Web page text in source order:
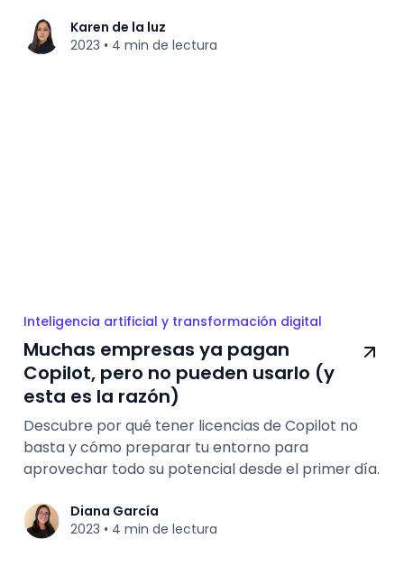
Karen de la luz
2023 • 4 min de lectura
Inteligencia artificial y transformación digital
Muchas empresas ya pagan
Copilot, pero no pueden usarlo (y
esta es la razón)
Descubre por qué tener licencias de Copilot no
basta y cómo preparar tu entorno para
aprovechar todo su potencial desde el primer día.
Diana García
2023 • 4 min de lectura